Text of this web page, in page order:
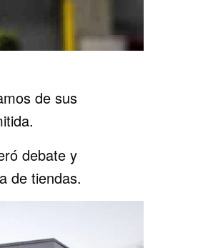
de sus
debate y
de tiendas.